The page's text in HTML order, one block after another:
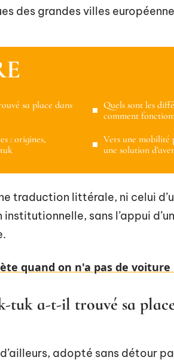
des grandes villes
sa place dans
: origines,
Quels sont les
comment
Vers une mobilité
une solution
traduction littérale, ni celui
sans l’appui
quand on n'a pas de voiture
tuk a-t-il trouvé sa
adopté sans détour